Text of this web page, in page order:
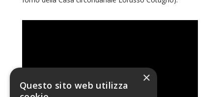
×
Questo sito web utilizza